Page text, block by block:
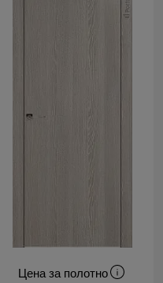
Цена за полотно